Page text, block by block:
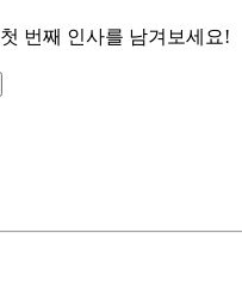
첫 번째 인사를 남겨보세요!